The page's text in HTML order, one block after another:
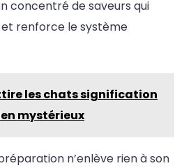
concentré de saveurs qui
renforce le système
les chats signification
mystérieux
n’enlève rien à son